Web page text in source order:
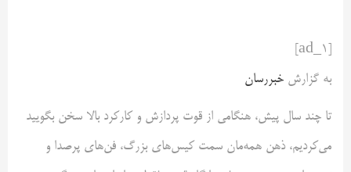
به گزارش خبررسان
تا چند سال پیش، هنگامی از قوت پردازش و کارکرد بالا سخن بگویید
می‌کردیم، ذهن‌ همه‌مان سمت کیس‌های بزرگ، فن‌های پرصدا و